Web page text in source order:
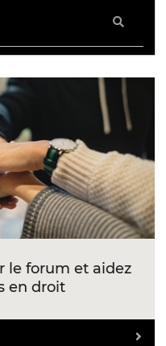
le forum et aidez
en droit